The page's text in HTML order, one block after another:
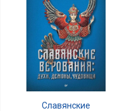
Славянские